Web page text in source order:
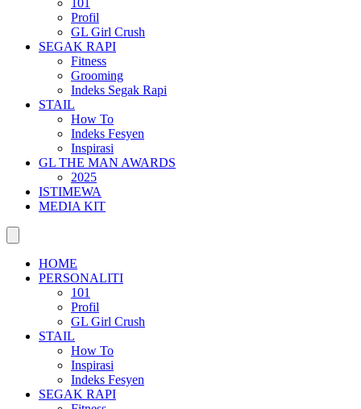
101
Profil
GL Girl Crush
SEGAK RAPI
Fitness
Grooming
Indeks Segak Rapi
STAIL
How To
Indeks Fesyen
Inspirasi
GL THE MAN AWARDS
2025
ISTIMEWA
MEDIA KIT
HOME
PERSONALITI
101
Profil
GL Girl Crush
STAIL
How To
Inspirasi
Indeks Fesyen
SEGAK RAPI